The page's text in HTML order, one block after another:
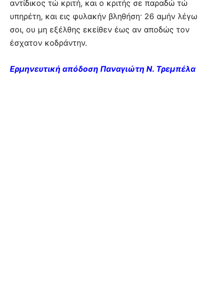
αντίδικος τώ κριτή, και ο κριτής σε παραδώ τώ
υπηρέτη, και εις φυλακήν βληθήση· 26 αμήν λέγω
σοι, ου μη εξέλθης εκείθεν έως αν αποδώς τον
έσχατον κοδράντην.
Ερμηνευτική απόδοση Παναγιώτη Ν. Τρεμπέλα